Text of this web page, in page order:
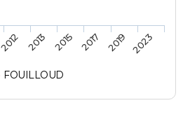
FOUILLOUD
2012 2013 2015 2017 2019 2023